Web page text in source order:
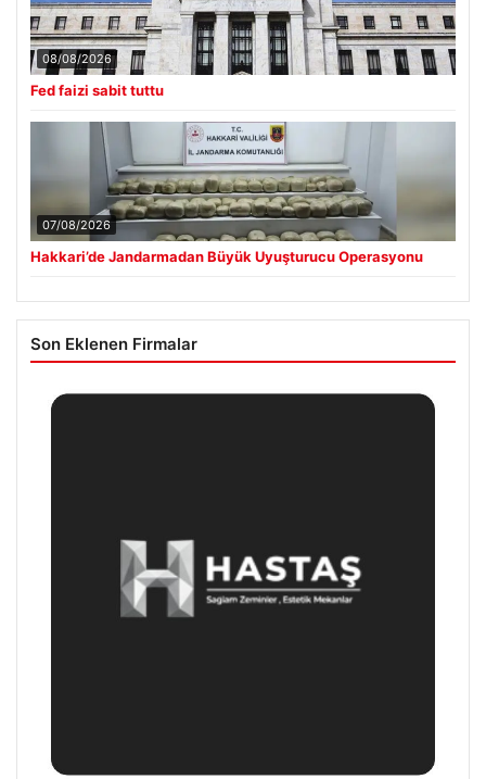
08/08/2026
Fed faizi sabit tuttu
07/08/2026
Hakkari’de Jandarmadan Büyük Uyuşturucu Operasyonu
Son Eklenen Firmalar